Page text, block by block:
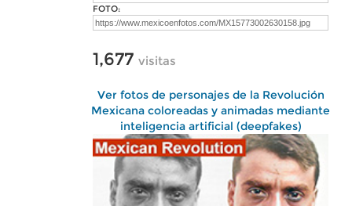
FOTO:
1,677 visitas
Ver fotos de personajes de la Revolución
Mexicana coloreadas y animadas mediante
inteligencia artificial (deepfakes)